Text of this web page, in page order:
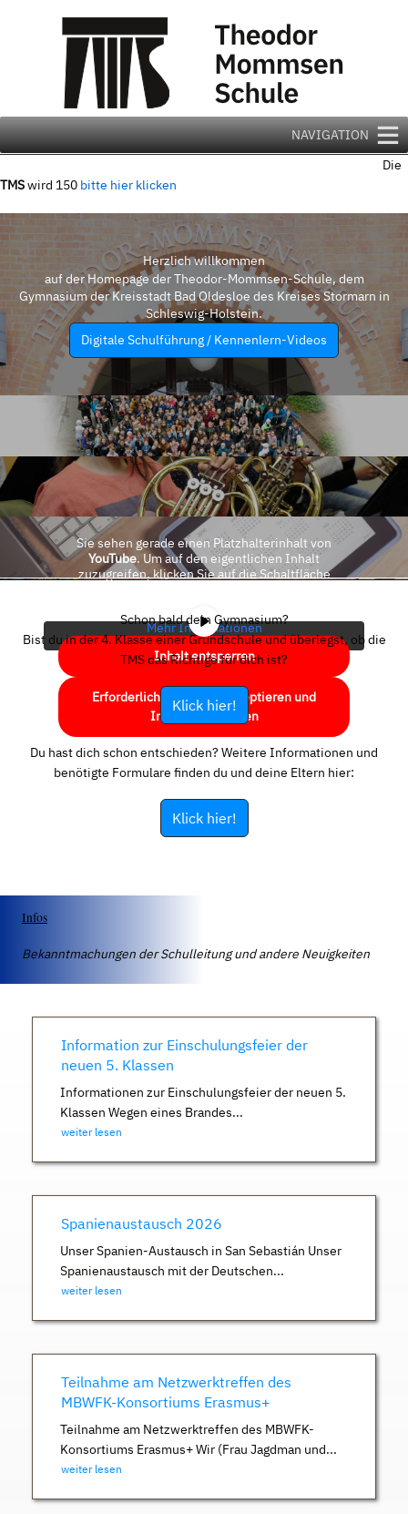
NAVIGATION
Die
TMSwird 150 bitte hier klicken
Herzlich willkommen
auf der Homepage der Theodor-Mommsen-Schule, dem
Gymnasium der Kreisstadt Bad Oldesloe des Kreises Stormarn in
Schleswig-Holstein.
Digitale Schulführung / Kennenlern-Videos
Sie sehen gerade einen Platzhalterinhalt von
YouTube. Um auf den eigentlichen Inhalt
zuzugreifen, klicken Sie auf die Schaltfläche
Mehr Informationen
Inhalt entsperren
Erforderlichen Service akzeptieren und
Inhalte entsperren
Schon bald dein Gymnasium?
Bist du in der 4. Klasse einer Grundschule und überlegst, ob die
TMS das Richtige für dich ist?
Klick hier!
Du hast dich schon entschieden? Weitere Informationen und
benötigte Formulare finden du und deine Eltern hier:
Klick hier!
Infos
Bekanntmachungen der Schulleitung und andere Neuigkeiten
Information zur Einschulungsfeier der
neuen 5. Klassen
Informationen zur Einschulungsfeier der neuen 5.
Klassen Wegen eines Brandes...
weiter lesen
Spanienaustausch 2026
Unser Spanien-Austausch in San Sebastián Unser
Spanienaustausch mit der Deutschen...
weiter lesen
Teilnahme am Netzwerktreffen des
MBWFK-Konsortiums Erasmus+
Teilnahme am Netzwerktreffen des MBWFK-
Konsortiums Erasmus+ Wir (Frau Jagdman und...
weiter lesen